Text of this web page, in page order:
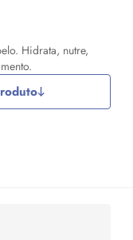
Hidrata, nutre,